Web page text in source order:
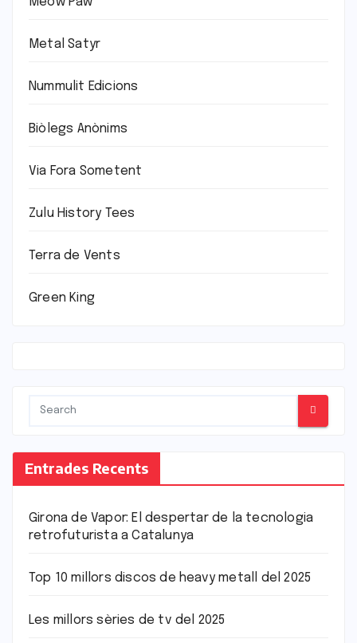
Metal Satyr
Nummulit Edicions
Biòlegs Anònims
Via Fora Sometent
Zulu History Tees
Terra de Vents
Green King
Entrades Recents
Girona de Vapor: El despertar de la tecnologia
retrofuturista a Catalunya
Top 10 millors discos de heavy metall del 2025
Les millors sèries de tv del 2025